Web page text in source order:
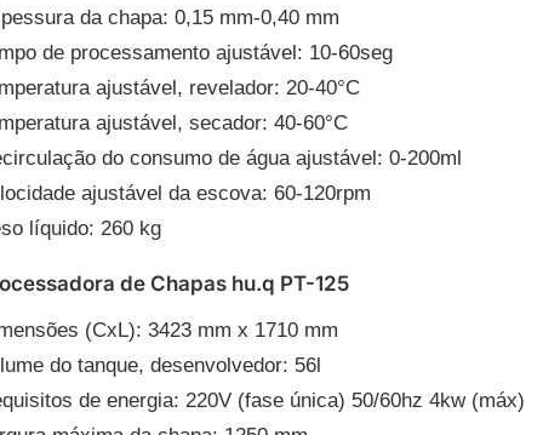
da chapa: 0,15 mm-0,40 mm
de processamento ajustável: 10-60seg
ajustável, revelador: 20-40°C
ajustável, secador: 40-60°C
do consumo de água ajustável: 0-200ml
ajustável da escova: 60-120rpm
líquido: 260 kg
de Chapas hu.q PT-125
(CxL): 3423 mm x 1710 mm
do tanque, desenvolvedor: 56l
de energia: 220V (fase única) 50/60hz 4kw (máx)